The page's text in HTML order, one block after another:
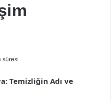
süresi
Temizliğin Adı ve